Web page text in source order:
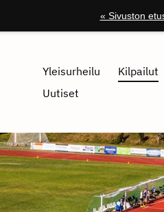
« Sivuston
Yleisurheilu Kilpailut
Uutiset